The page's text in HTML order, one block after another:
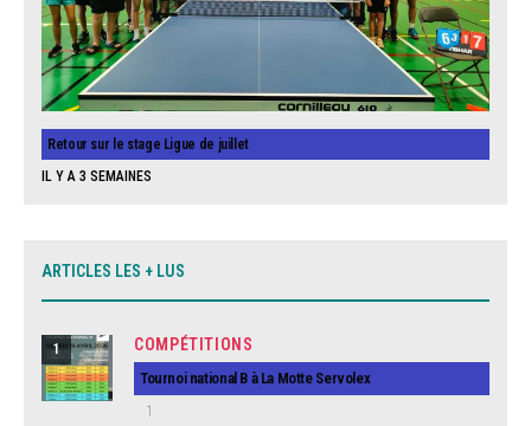
Retour sur le stage Ligue de juillet
IL Y A 3 SEMAINES
ARTICLES LES + LUS
1 COMPÉTITIONS
Tournoi national B à La Motte Servolex
1